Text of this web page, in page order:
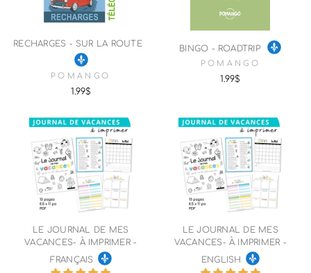
RECHARGES - SUR LA ROUTE
POMANGO
1.99$
BINGO - ROADTRIP
POMANGO
1.99$
LE JOURNAL DE MES
VACANCES- À IMPRIMER -
FRANÇAIS
LE JOURNAL DE MES
VACANCES- À IMPRIMER -
ENGLISH